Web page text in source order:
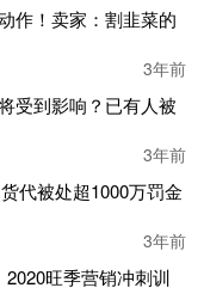
节放假前，做好
卡是否到期、两步认
模式，亚马逊又降库
端配送都面临着一
做！”
作！卖家：割韭菜的
3年前
受到影响？已有人被
3年前
代被处超1000万罚金
3年前
旺季营销冲刺训